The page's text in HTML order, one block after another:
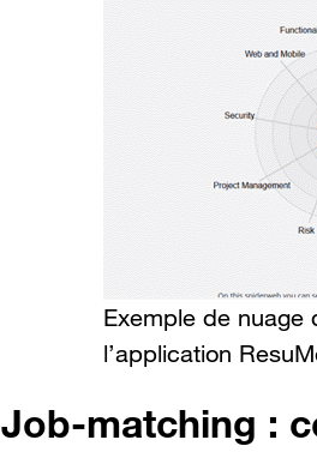
Exemple de
l’application
Job-matching :